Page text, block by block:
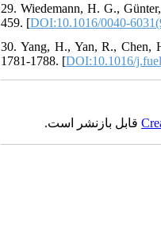
29. Wiedemann, H. G.,
459. [DOI:10.1016/0040-
30. Yang, H., Yan, R., Chen,
1781-1788. [DOI:10.1016/
قابل بازنشر است.